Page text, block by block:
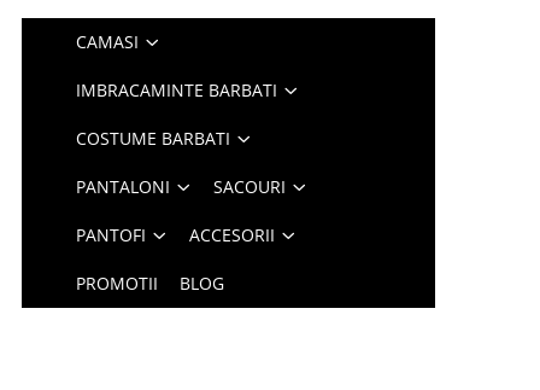
CAMASI
IMBRACAMINTE BARBATI
COSTUME BARBATI
PANTALONI SACOURI
PANTOFI ACCESORII
PROMOTII BLOG